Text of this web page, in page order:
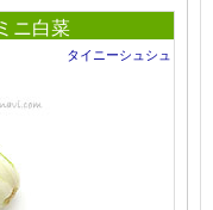
ニ白菜
タイニーシュシュ